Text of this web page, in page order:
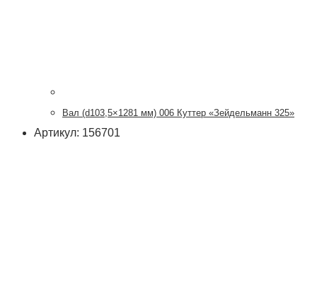
Вал (d103,5×1281 мм) 006 Куттер «Зейдельманн 325»
Артикул: 156701